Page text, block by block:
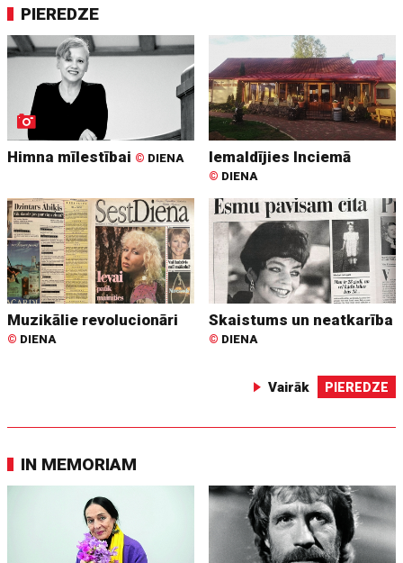
PIEREDZE
Himna mīlestībai © DIENA Iemaldījies Inciemā
© DIENA
Muzikālie revolucionāri
© DIENA
Skaistums un neatkarība
© DIENA
Vairāk PIEREDZE
IN MEMORIAM